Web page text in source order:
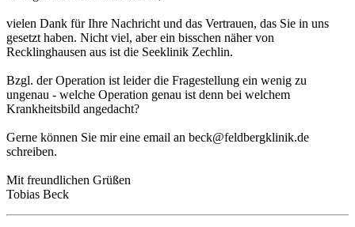
vielen Dank für Ihre Nachricht und das Vertrauen, das Sie in uns
gesetzt haben. Nicht viel, aber ein bisschen näher von
Recklinghausen aus ist die Seeklinik Zechlin.
Bzgl. der Operation ist leider die Fragestellung ein wenig zu
ungenau - welche Operation genau ist denn bei welchem
Krankheitsbild angedacht?
Gerne können Sie mir eine email an beck@feldbergklinik.de
schreiben.
Mit freundlichen Grüßen
Tobias Beck